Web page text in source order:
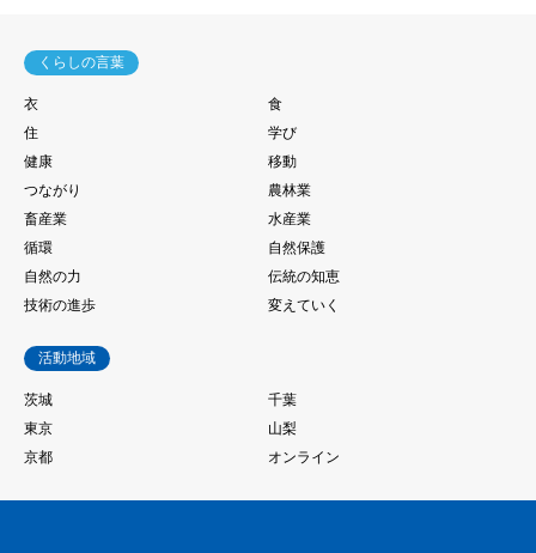
くらしの言葉
衣
食
住
学び
健康
移動
つながり
農林業
畜産業
水産業
循環
自然保護
自然の力
伝統の知恵
技術の進歩
変えていく
活動地域
茨城
千葉
東京
山梨
京都
オンライン